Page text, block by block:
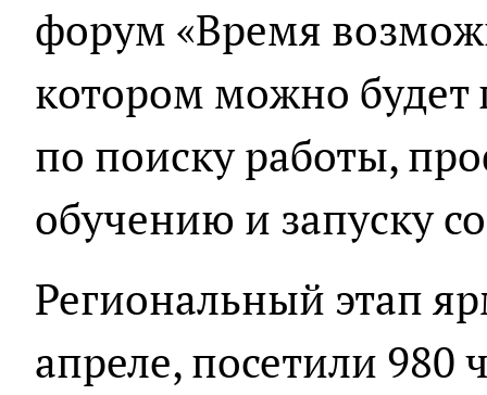
форум «Время
котором можно будет
по поиску работы,
обучению и запуску
Региональный этап
апреле, посетили 980